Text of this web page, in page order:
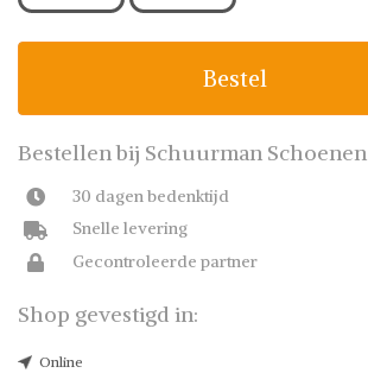
Bestel
Bestellen bij Schuurman Schoenen
30 dagen bedenktijd
Snelle levering
Gecontroleerde partner
Shop gevestigd in:
Online